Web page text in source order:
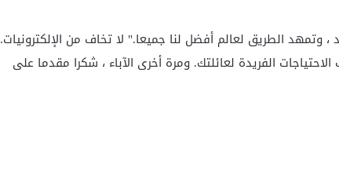
وتمهد الطريق لعالم أفضل لنا جميعا." لا تخاف من الإلكترونيات.
الفريدة لعائلتك. ومرة أخرى الآباء ، شكرا مقدما على